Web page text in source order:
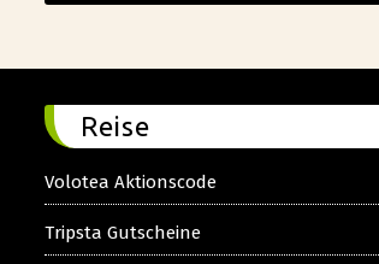
Reise
Volotea Aktionscode
Tripsta Gutscheine